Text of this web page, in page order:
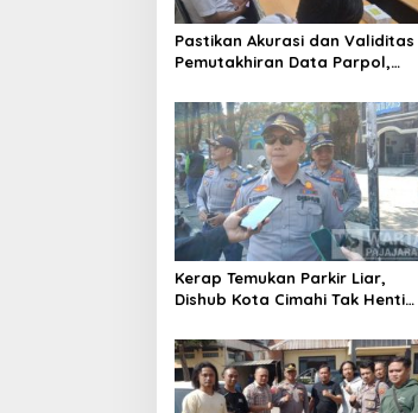
Pastikan Akurasi dan Validitas
Pemutakhiran Data Parpol,
Pengawasan
Kerap Temukan Parkir Liar,
Dishub Kota Cimahi Tak Henti